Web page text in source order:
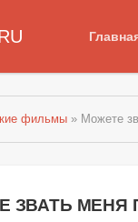
фильмы » Можете
ЗВАТЬ МЕНЯ